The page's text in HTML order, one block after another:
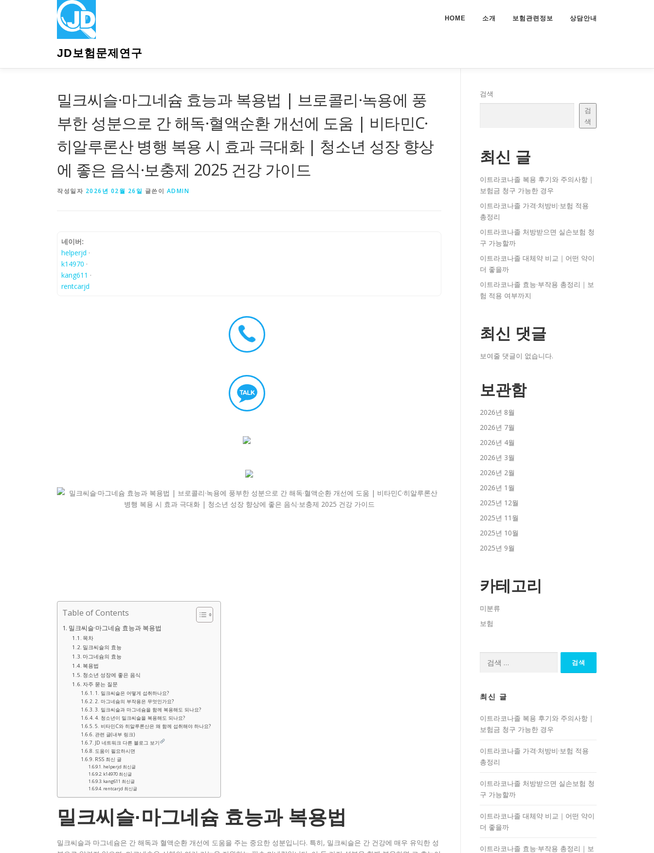
JD보험문제연구
HOME 소개 보험관련정보 상담안내
밀크씨슬·마그네슘 효능과 복용법 | 브로콜리·녹용에 풍
부한 성분으로 간 해독·혈액순환 개선에 도움 | 비타민C·
히알루론산 병행 복용 시 효과 극대화 | 청소년 성장 향상
에 좋은 음식·보충제 2025 건강 가이드
작성일자 2026년 02월 26일 글쓴이 ADMIN
네이버:
helperjd ·
k14970 ·
kang611 ·
rentcarjd
Table of Contents
밀크씨슬·마그네슘 효능과 복용법
목차
밀크씨슬의 효능
마그네슘의 효능
복용법
청소년 성장에 좋은 음식
자주 묻는 질문
1. 밀크씨슬은 어떻게 섭취하나요?
2. 마그네슘의 부작용은 무엇인가요?
3. 밀크씨슬과 마그네슘을 함께 복용해도 되나요?
4. 청소년이 밀크씨슬을 복용해도 되나요?
5. 비타민C와 히알루론산은 왜 함께 섭취해야 하나요?
관련 글(내부 링크)
JD 네트워크 다른 블로그 보기
도움이 필요하시면
RSS 최신 글
helperjd 최신글
k14970 최신글
kang611 최신글
rentcarjd 최신글
밀크씨슬·마그네슘 효능과 복용법
밀크씨슬과 마그네슘은 간 해독과 혈액순환 개선에 도움을 주는 중요한 성분입니다. 특히, 밀크씨슬은 간 건강에 매우 유익한 성
검색
검
색
최신 글
이트라코나졸 복용 후기와 주의사항｜
보험금 청구 가능한 경우
이트라코나졸 가격·처방비·보험 적용
총정리
이트라코나졸 처방받으면 실손보험 청
구 가능할까
이트라코나졸 대체약 비교｜어떤 약이
더 좋을까
이트라코나졸 효능·부작용 총정리｜보
험 적용 여부까지
최신 댓글
보여줄 댓글이 없습니다.
보관함
2026년 8월
2026년 7월
2026년 4월
2026년 3월
2026년 2월
2026년 1월
2025년 12월
2025년 11월
2025년 10월
2025년 9월
카테고리
미분류
보험
최신 글
이트라코나졸 복용 후기와 주의사항｜
보험금 청구 가능한 경우
이트라코나졸 가격·처방비·보험 적용
총정리
이트라코나졸 처방받으면 실손보험 청
구 가능할까
이트라코나졸 대체약 비교｜어떤 약이
더 좋을까
이트라코나졸 효능·부작용 총정리｜보